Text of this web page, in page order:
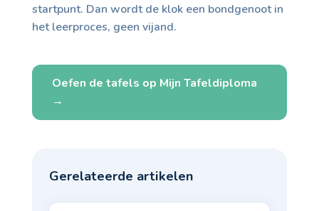
startpunt. Dan wordt de klok een bondgenoot in
het leerproces, geen vijand.
Oefen de tafels op Mijn Tafeldiploma
→
Gerelateerde artikelen